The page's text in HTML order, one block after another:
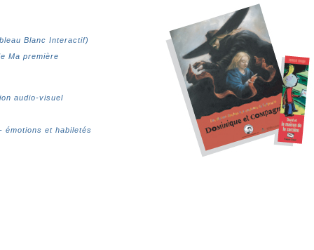
Blanc Interactif)
Ma première
audio-visuel
émotions et habiletés